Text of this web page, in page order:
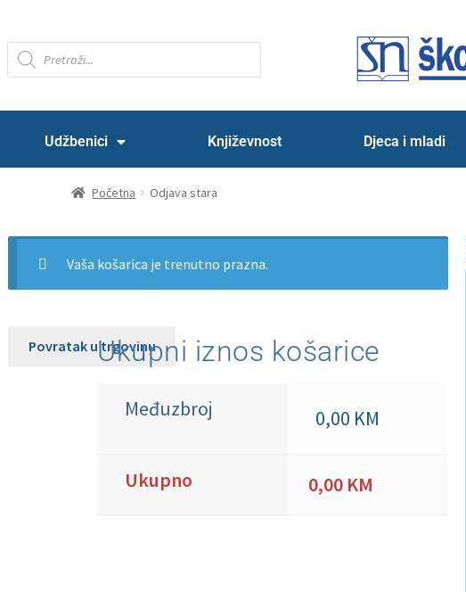
Udžbenici Književnost Djeca i mladi
Početna Odjava stara
Vaša košarica je trenutno prazna.
Povratak u trgovinuUkupni iznos košarice
Međuzbroj 0,00 KM
Ukupno 0,00 KM